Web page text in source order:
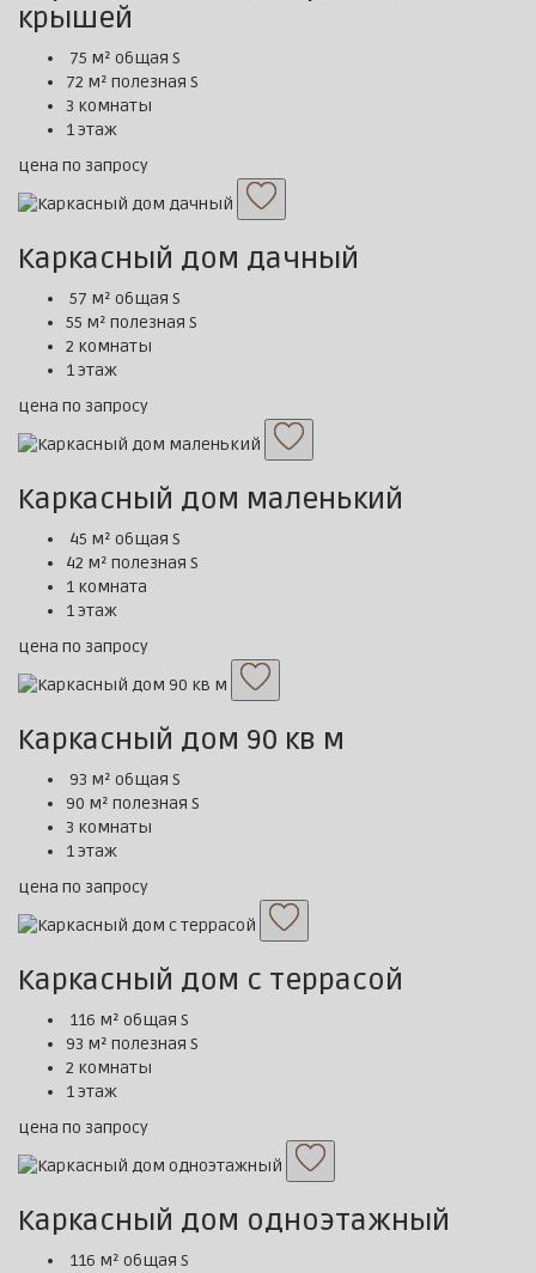
крышей
75 м² общая S
72 м² полезная S
3 комнаты
1 этаж
цена по запросу
Каркасный дом дачный
57 м² общая S
55 м² полезная S
2 комнаты
1 этаж
цена по запросу
Каркасный дом маленький
45 м² общая S
42 м² полезная S
1 комната
1 этаж
цена по запросу
Каркасный дом 90 кв м
93 м² общая S
90 м² полезная S
3 комнаты
1 этаж
цена по запросу
Каркасный дом с террасой
116 м² общая S
93 м² полезная S
2 комнаты
1 этаж
цена по запросу
Каркасный дом одноэтажный
116 м² общая S